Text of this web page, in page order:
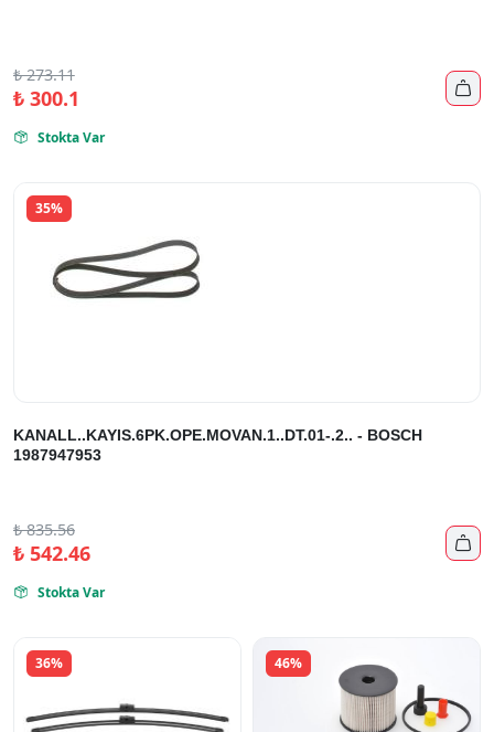
₺273.11
₺300.1 
 Stokta Var
35%
KANALL..KAYIS.6PK.OPE.MOVAN.1..DT.01-.2.. - BOSCH
1987947953
₺835.56
₺542.46 
 Stokta Var
36% 46%